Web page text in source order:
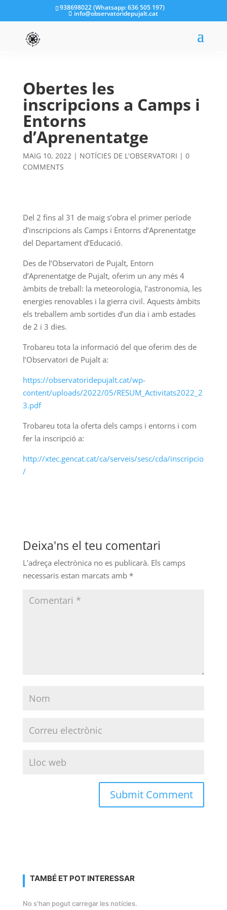
938698022 (Whatsapp: 636 505 197)
info@observatoridepujalt.cat
Obertes les
inscripcions a Camps i
Entorns
d’Aprenentatge
MAIG 10, 2022| NOTÍCIES DE L'OBSERVATORI | 0
COMMENTS
Del 2 fins al 31 de maig s’obra el primer període
d’inscripcions als Camps i Entorns d’Aprenentatge
del Departament d’Educació.
Des de l’Observatori de Pujalt, Entorn
d’Aprenentatge de Pujalt, oferim un any més 4
àmbits de treball: la meteorologia, l’astronomia, les
energies renovables i la gierra civil. Aquests àmbits
els treballem amb sortides d’un dia i amb estades
de 2 i 3 dies.
Trobareu tota la informació del que oferim des de
l’Observatori de Pujalt a:
https://observatoridepujalt.cat/wp-
content/uploads/2022/05/RESUM_Activitats2022_2
3.pdf
Trobareu tota la oferta dels camps i entorns i com
fer la inscripció a:
http://xtec.gencat.cat/ca/serveis/sesc/cda/inscripcio
/
Deixa'ns el teu comentari
L'adreça electrònica no es publicarà. Els camps
necessaris estan marcats amb *
TAMBÉ ET POT INTERESSAR
No s'han pogut carregar les notícies.